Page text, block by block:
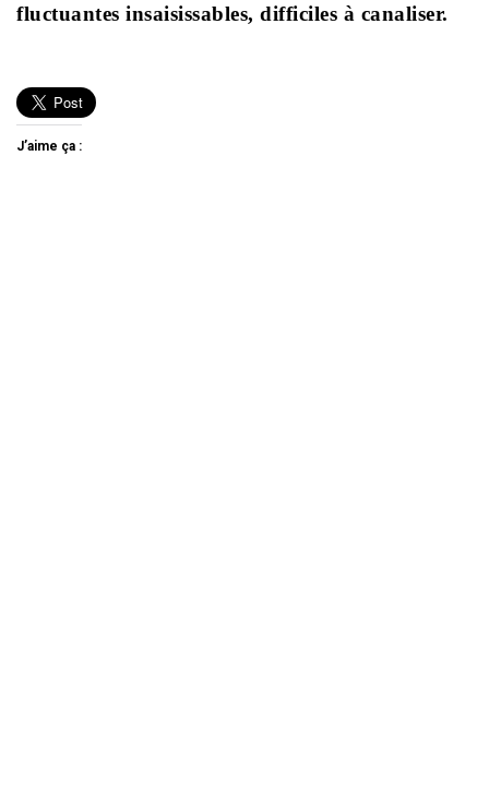
fluctuantes insaisissables, difficiles à canaliser.
J’aime ça :